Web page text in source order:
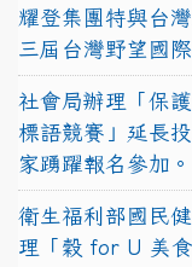
耀登集團特與台
三屆台灣野望國
社會局辦理「保
標語競賽」延長
家踴躍報名參加。
衛生福利部國民
理「穀 for U 美